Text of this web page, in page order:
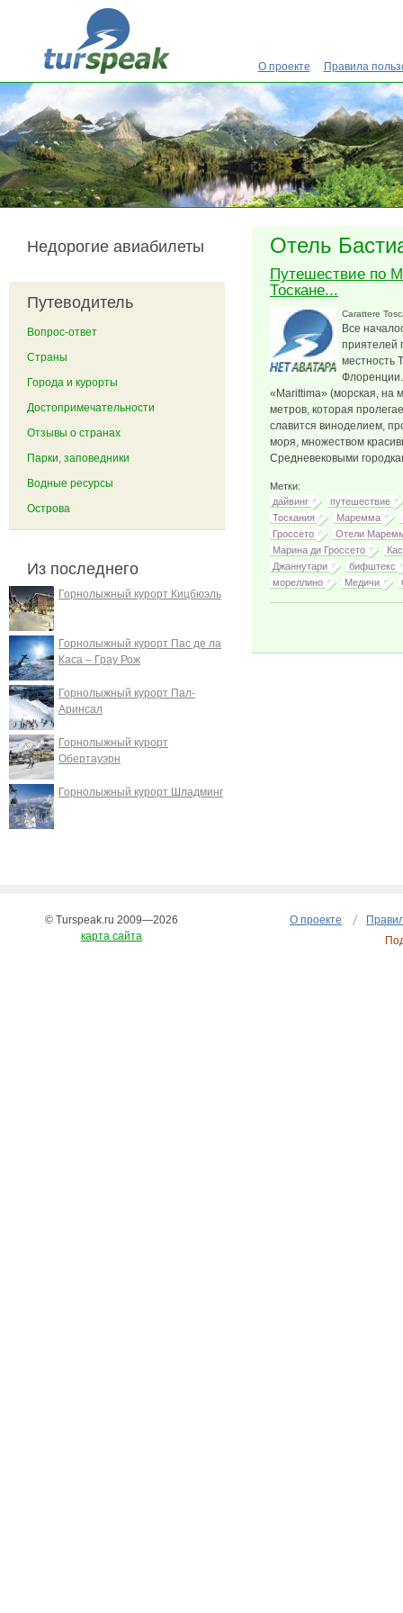
Перейти к основному содержанию
О проекте Правила
Отель
Путешествие по
Тоскане...
Carattere
Все
приятелей
местность
«Marittima» (морская, на
метров, которая
славится виноделием,
моря, множеством
Средневековыми
Метки:
дайвинг
путешествие
Тоскания
Маремма
Гроссето
Отели
Марина ди Гроссето
Джаннутари
бифштекс
мореллино
Медичи
Недорогие авиабилеты
Путеводитель
Вопрос-ответ
Страны
Города и курорты
Достопримечательности
Отзывы о странах
Парки, заповедники
Водные ресурсы
Острова
Из последнего
Горнолыжный курорт Кицбюэль
Горнолыжный курорт Пас де ла
Каса – Грау Рож
Горнолыжный курорт Пал-
Аринсал
Горнолыжный курорт
Обертауэрн
Горнолыжный курорт Шладминг
О проекте
© Turspeak.ru 2009—2026
карта сайта